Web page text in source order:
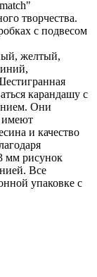
творчества.
с подвесом
желтый,
карандашу с
Они
имеют
и качество
мм рисунок
Все
упаковке с